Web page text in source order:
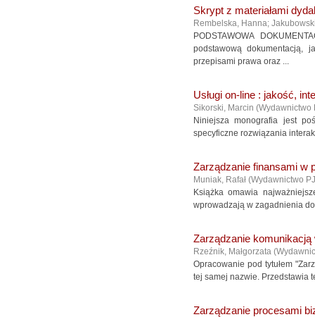
Skrypt z materiałami
Rembelska, Hanna;
PODSTAWOWA
podstawową dokumentacją,
przepisami prawa oraz ...
Usługi on-line : jakość,
Sikorski, Marcin (Wydawnictwo
Niniejsza monografia jest
specyficzne rozwiązania
Zarządzanie finansami w
Muniak, Rafał (Wydawnictwo
Książka omawia
wprowadzają w zagadnienia
Zarządzanie
Rzeźnik, Małgorzata (
Opracowanie pod tytułem
tej samej nazwie. Przedstawia
Zarządzanie procesami